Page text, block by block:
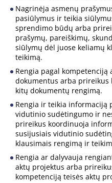
Nagrinėja asmenų
pasiūlymus ir teikia
sprendimo būdų arba
prašymų, pareiškimų,
siūlymų dėl juose keliamų
teikimą.
Rengia pagal kompetenciją
dokumentus arba
kitų dokumentų rengimą.
Rengia ir teikia informaciją
vidutinio sudėtingumo ir
prireikus koordinuoja
susijusiais vidutinio
klausimais rengimą ir
Rengia ar dalyvauja
aktų projektus arba
kompetenciją teisės aktų